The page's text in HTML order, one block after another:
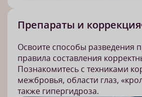
Препараты и коррекция
Освоите способы разведения
правила составления
Познакомитесь с техниками
межбровья, области глаз,
также гипергидроза.